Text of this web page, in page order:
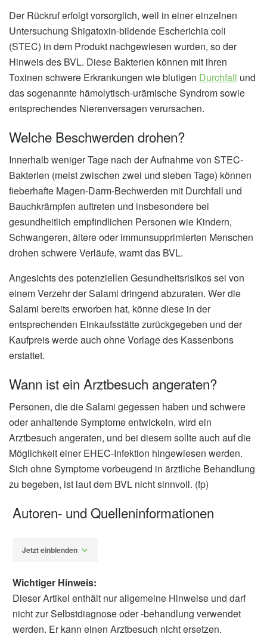
Der Rückruf erfolgt vorsorglich, weil in einer einzelnen
Untersuchung Shigatoxin-bildende Escherichia coli
(STEC) in dem Produkt nachgewiesen wurden, so der
Hinweis des BVL. Diese Bakterien können mit ihren
Toxinen schwere Erkrankungen wie blutigen Durchfall und
das sogenannte hämolytisch-urämische Syndrom sowie
entsprechendes Nierenversagen verursachen.
Welche Beschwerden drohen?
Innerhalb weniger Tage nach der Aufnahme von STEC-
Bakterien (meist zwischen zwei und sieben Tage) können
fieberhafte Magen-Darm-Bechwerden mit Durchfall und
Bauchkrämpfen auftreten und insbesondere bei
gesundheitlich empfindlichen Personen wie Kindern,
Schwangeren, ältere oder immunsupprimierten Menschen
drohen schwere Verläufe, warnt das BVL.
Angesichts des potenziellen Gesundheitsrisikos sei von
einem Verzehr der Salami dringend abzuraten. Wer die
Salami bereits erworben hat, könne diese in der
entsprechenden Einkaufsstätte zurückgegeben und der
Kaufpreis werde auch ohne Vorlage des Kassenbons
erstattet.
Wann ist ein Arztbesuch angeraten?
Personen, die die Salami gegessen haben und schwere
oder anhaltende Symptome entwickeln, wird ein
Arztbesuch angeraten, und bei diesem sollte auch auf die
Möglichkeit einer EHEC-Infektion hingewiesen werden.
Sich ohne Symptome vorbeugend in ärztliche Behandlung
zu begeben, ist laut dem BVL nicht sinnvoll. (fp)
Autoren- und Quelleninformationen
Jetzt einblenden
Wichtiger Hinweis:
Dieser Artikel enthält nur allgemeine Hinweise und darf
nicht zur Selbstdiagnose oder -behandlung verwendet
werden. Er kann einen Arztbesuch nicht ersetzen.